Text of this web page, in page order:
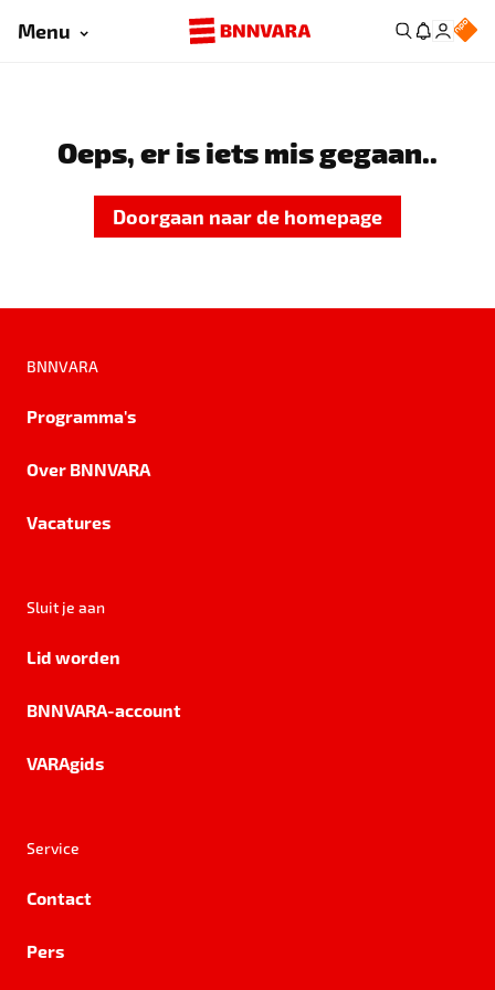
Menu
Oeps, er is iets mis gegaan..
Doorgaan naar de homepage
BNNVARA
Programma's
Over BNNVARA
Vacatures
Sluit je aan
Lid worden
BNNVARA-account
VARAgids
Service
Contact
Pers